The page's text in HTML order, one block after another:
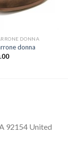
DONNA
donna
92154 United